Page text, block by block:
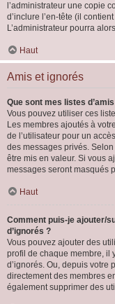
l’administrateur une copie
d’inclure l’en-tête (il
L’administrateur pourra
Haut
Amis et ignorés
Que sont mes listes
Vous pouvez utiliser ces
Les membres ajoutés à
de l’utilisateur pour un
des messages privés.
être mis en valeur. Si vous
messages seront masqués
Haut
Comment puis-je ajouter/
d’ignorés ?
Vous pouvez ajouter des
profil de chaque membre, il
d’ignorés. Ou, depuis votre
directement des membres
également supprimer des